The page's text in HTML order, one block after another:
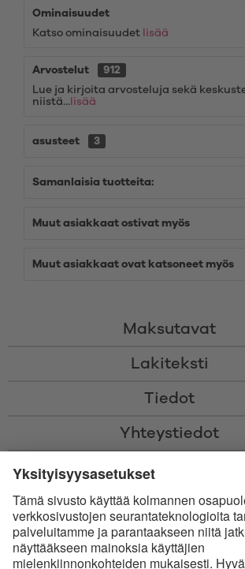
Ominaisuudet
Katso ominaisuudet lisää
Arvostelut
912
Lue ja kirjoita arvosteluja sekä
niistä... lisää
asusteet 3
Samanlaisia tuotteita:
Muut asiakkaat ostivat myös
Muut asiakkaat ovat katsoneet myös
Maksutavat
Lakiteksti
Tiedot
Yhteystiedot
tarvittaessa postiennakkomaksut, ellei
* Bluetooth®-sanamerkki ja logot ovat Bluetooth
rekisteröityjä tavaramerkkejä, ja Satisfyer
Apple, Apple-logo ja Apple Watch ovat Apple